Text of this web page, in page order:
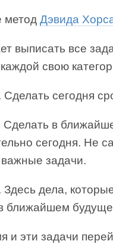
метод Дэвида
выписать все
свою
Сделать сегодня
Сделать в
сегодня. Не
задачи.
Здесь дела,
ближайшем
и эти задачи